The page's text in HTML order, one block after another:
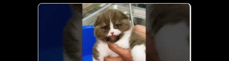
Wenn das nicht super lieb ist...